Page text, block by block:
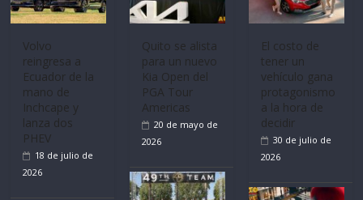
Volvo
reingresa a
Ecuador de la
mano de
Inchcape y
lanza dos
PHEV
18 de julio de
2026
Quito se alista
para un nuevo
Kia Open del
PGA Tour
Americas
20 de mayo de
2026
El costo de
tener un
vehículo gana
protagonismo
a la hora de
decidir
30 de julio de
2026